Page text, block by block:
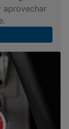
aprovechar